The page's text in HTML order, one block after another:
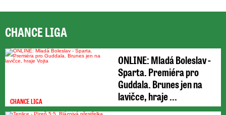
CHANCE LIGA
CHANCE LIGA
ONLINE: Mladá Boleslav -
Sparta. Premiéra pro
Guddala. Brunes jen na
lavičce, hraje ...